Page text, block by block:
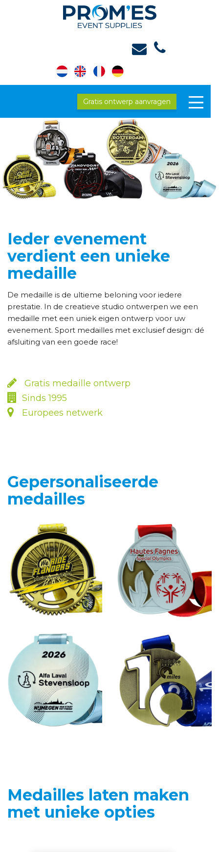
Gratis ontwerp aanvragen
Ieder evenement
verdient een unieke
medaille
De medaille is de ultieme beloning voor iedere
prestatie. In de creatieve studio ontwerpen we een
medaille met een uniek eigen ontwerp voor uw
evenement. Sport medailles met exclusief design: dé
afsluiting van een goede race!
Gratis medaille ontwerp
Sinds 1995
Europees netwerk
Gepersonaliseerde
medailles
Medailles laten maken
met unieke opties